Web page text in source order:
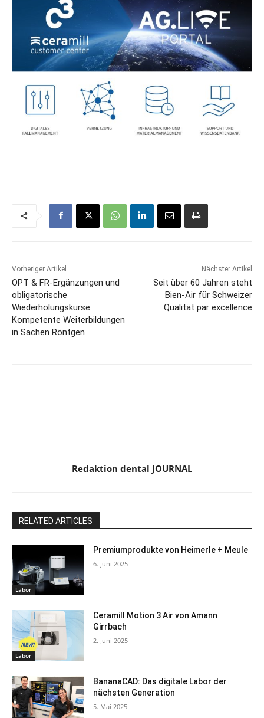
Vorheriger Artikel
OPT & FR-Ergänzungen und
obligatorische
Wiederholungskurse:
Kompetente Weiterbildungen
in Sachen Röntgen
Nächster Artikel
Seit über 60 Jahren steht
Bien-Air für Schweizer
Qualität par excellence
Redaktion dental JOURNAL
RELATED ARTICLES
Labor
Premiumprodukte von Heimerle + Meule
6. Juni 2025
Labor
Ceramill Motion 3 Air von Amann
Girrbach
2. Juni 2025
BananaCAD: Das digitale Labor der
nächsten Generation
5. Mai 2025